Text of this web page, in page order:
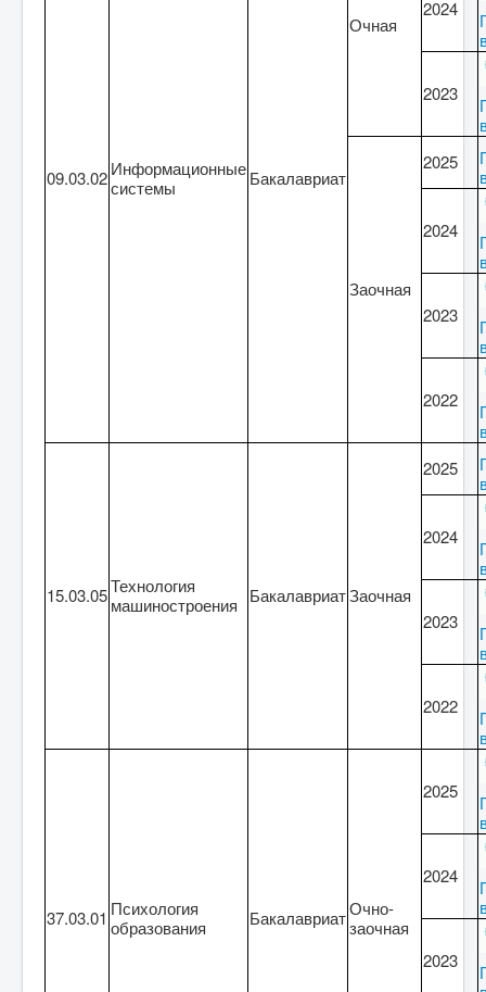
09.03.02Информационные
системы
Бакалавриат
Очная
2024
2023
Заочная
2025
2024
2023
2022
15.03.05Технология
машиностроения
БакалавриатЗаочная
2025
2024
2023
2022
37.03.01 Психология
образования
БакалавриатОчно-
заочная
2025
2024
2023